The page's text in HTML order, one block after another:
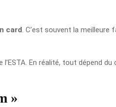
card . C’est souvent la meilleure
En réalité, tout dépend du
»